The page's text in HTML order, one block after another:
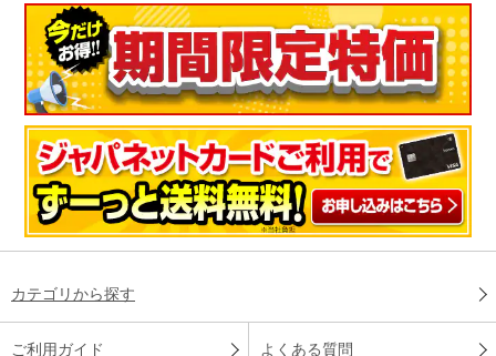
カテゴリから探す
ご利用ガイド よくある質問